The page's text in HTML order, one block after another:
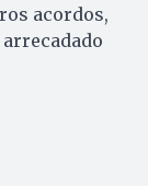
acordos,
arrecadado